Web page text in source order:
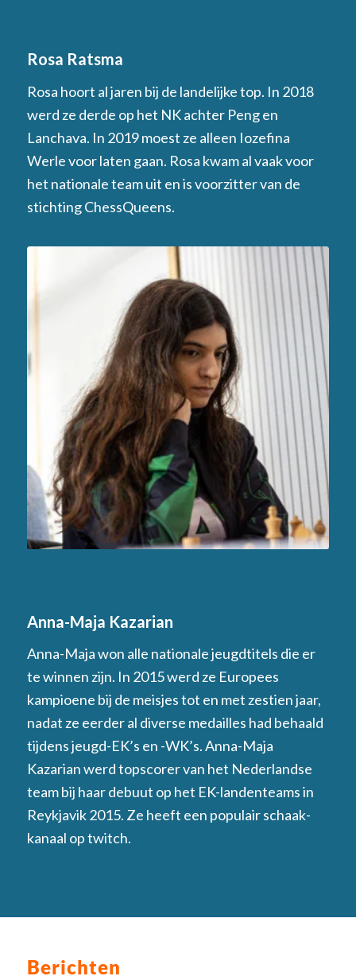
Rosa Ratsma
Rosa hoort al jaren bij de landelijke top. In 2018
werd ze derde op het NK achter Peng en
Lanchava. In 2019 moest ze alleen Iozefina
Werle voor laten gaan. Rosa kwam al vaak voor
het nationale team uit en is voorzitter van de
stichting ChessQueens.
Anna-Maja Kazarian
Anna-Maja won alle nationale jeugdtitels die er
te winnen zijn. In 2015 werd ze Europees
kampioene bij de meisjes tot en met zestien jaar,
nadat ze eerder al diverse medailles had behaald
tijdens jeugd-EK’s en -WK’s. Anna-Maja
Kazarian werd topscorer van het Nederlandse
team bij haar debuut op het EK-landenteams in
Reykjavik 2015. Ze heeft een populair schaak-
kanaal op twitch.
Berichten